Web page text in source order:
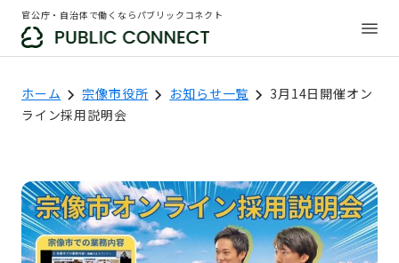
官公庁・自治体で働くならパブリックコネクト
ホーム 宗像市役所 お知らせ一覧
3月14日開催オン
ライン採用説明会